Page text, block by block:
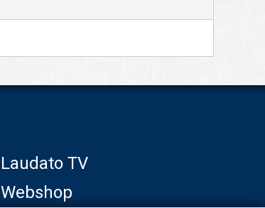
Laudato TV
Webshop